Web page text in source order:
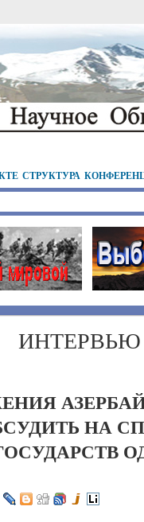
СТРУКТУРА
ИНТЕРВЬЮ
НА